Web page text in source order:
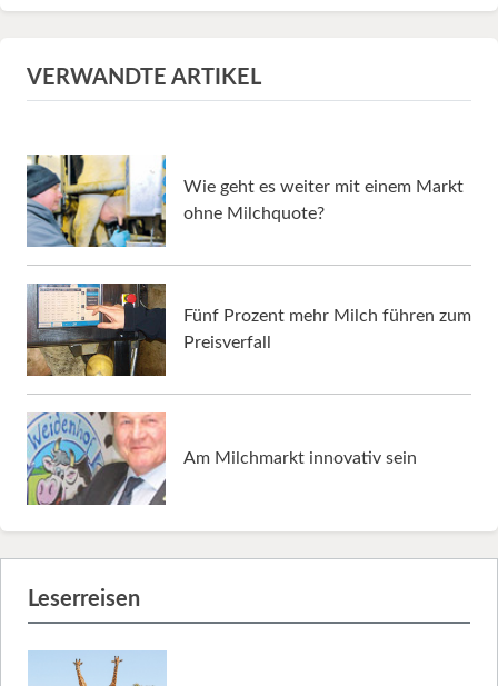
VERWANDTE ARTIKEL
Wie geht es weiter mit einem Markt
ohne Milchquote?
Fünf Prozent mehr Milch führen zum
Preisverfall
Am Milchmarkt innovativ sein
Leserreisen